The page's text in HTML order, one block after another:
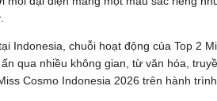
Indonesia, chuỗi hoạt động của Top 2
qua nhiều không gian, từ văn hóa,
Cosmo Indonesia 2026 trên hành